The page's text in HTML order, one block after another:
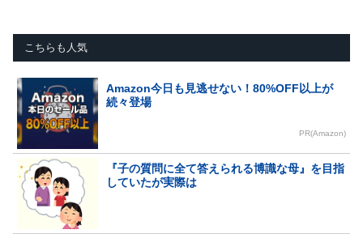
こちらも人気
Amazon今日も見逃せない！80%OFF以上が
続々登場
PR(Amazon)
『子の質問に全て答えられる博識な母』を目指
していたが実際は